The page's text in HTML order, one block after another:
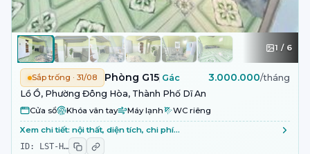
1 / 6
Sắp trống · 31/08 Phòng G15 Gác 3.000.000/tháng
Lồ Ồ, Phường Đông Hòa, Thành Phố Dĩ An
Cửa sổ Khóa vân tay Máy lạnh WC riêng
Xem chi tiết: nội thất, diện tích, chi phí…
ID: LST-H…